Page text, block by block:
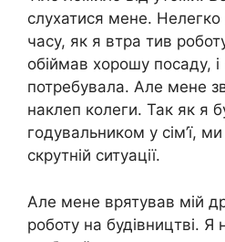
слухатися мене.
часу, як я втра тив
обіймав хорошу посаду, і
потребувала. Але мене
наклеп колеги. Так як я
годувальником у сім’ї,
скрутній ситуації.
Але мене врятував мій
роботу на будівництві. Я